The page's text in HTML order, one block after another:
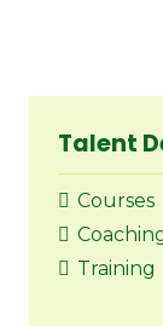
Talent
Courses
Training